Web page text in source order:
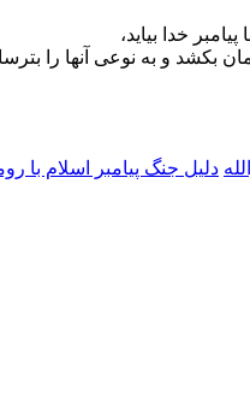
خدا بیاید،
و به نوعی آنها را
دلیل جنگ پیامبر اسلام با